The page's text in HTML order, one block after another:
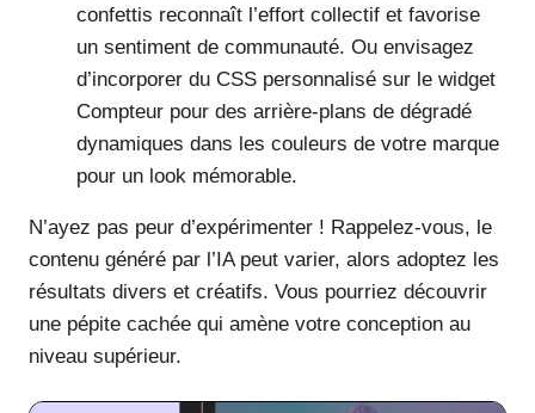
confettis reconnaît l’effort collectif et favorise
un sentiment de communauté. Ou envisagez
d’incorporer du CSS personnalisé sur le widget
Compteur pour des arrière-plans de dégradé
dynamiques dans les couleurs de votre marque
pour un look mémorable.
N’ayez pas peur d’expérimenter ! Rappelez-vous, le
contenu généré par l’IA peut varier, alors adoptez les
résultats divers et créatifs. Vous pourriez découvrir
une pépite cachée qui amène votre conception au
niveau supérieur.